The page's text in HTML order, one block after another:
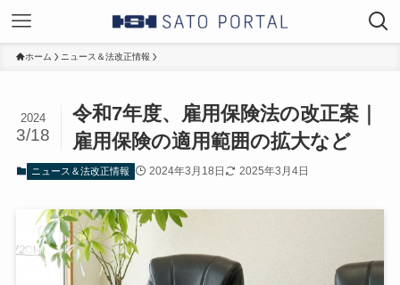
ホーム ニュース＆法改正情報
令和7年度、雇用保険法の改正案｜
雇用保険の適用範囲の拡大など
2024
3/18
ニュース＆法改正情報 2024年3月18日 2025年3月4日